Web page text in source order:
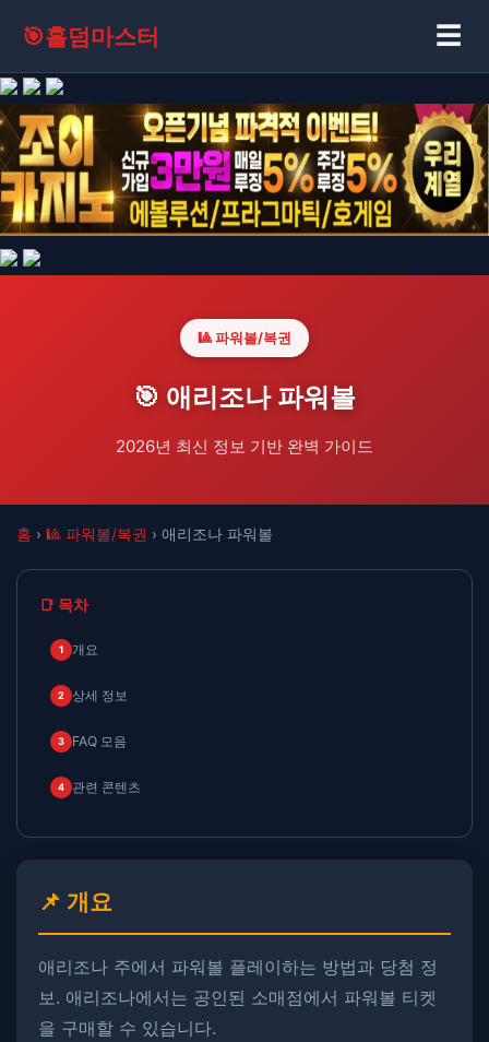
🎯홀덤마스터 ☰
🎱 파워볼/복권
🎯 애리조나 파워볼
2026년 최신 정보 기반 완벽 가이드
홈 › 🎱 파워볼/복권 › 애리조나 파워볼
📑 목차
1 개요
2 상세 정보
3 FAQ 모음
4 관련 콘텐츠
📌 개요
애리조나 주에서 파워볼 플레이하는 방법과 당첨 정
보. ​애리조나에서는 공인된 소매점에서 파워볼 티켓
을 구매할 수 있습니다.